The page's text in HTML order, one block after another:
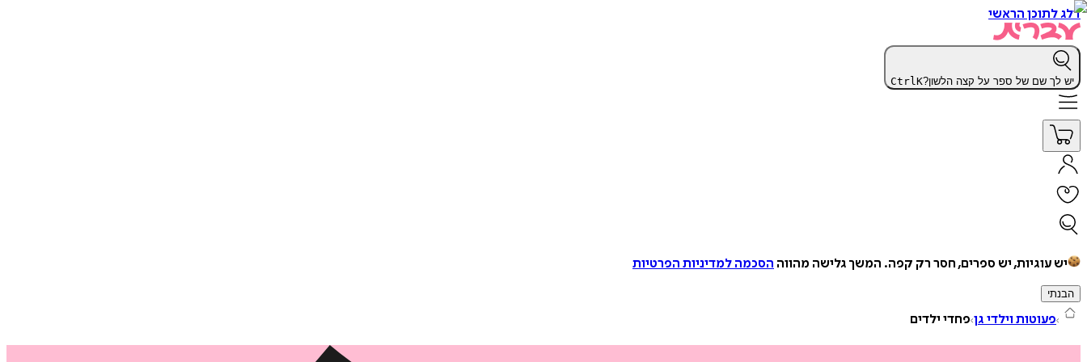
דלג לתוכן הראשי
יש לך שם של ספר על קצה הלשון? CtrlK
יש עוגיות, יש ספרים, חסר רק קפה. המשך גלישה מהווה הסכמה למדיניות הפרטיות
הבנתי
פעוטות וילדי גן פחדי ילדים